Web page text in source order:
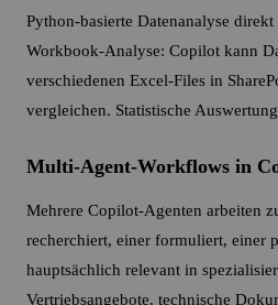
Python-basierte Datenanalyse
Workbook-Analyse: Copilot kann
verschiedenen Excel-Files in
vergleichen. Statistische
Multi-Agent-Workflows in
Mehrere Copilot-Agenten arbeiten
recherchiert, einer formuliert, einer
hauptsächlich relevant in
Vertriebsangebote, technische